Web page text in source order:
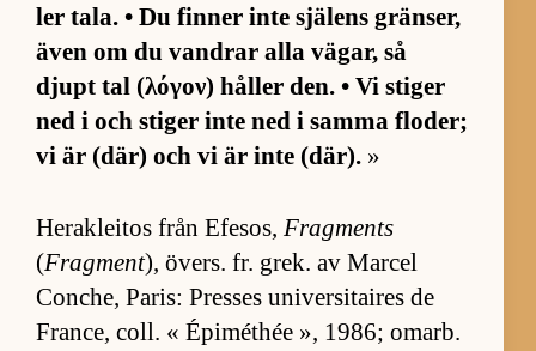
ler ta­la. • Du fin­ner inte sjä­lens grän­ser,
även om du vand­rar alla vä­gar, så
djupt tal (λόγον) hål­ler den. • Vi sti­ger
ned i och sti­ger inte ned i samma flo­der;
vi är (där) och vi är inte (där). »
Herak­le­i­tos från Efe­sos, Fragments
(Fragment), övers. fr. grek. av Mar­cel
Con­che, Pa­ris: Pres­ses uni­ver­si­tai­res de
Fran­ce, coll. « Épi­mét­hée », 1986; omarb.